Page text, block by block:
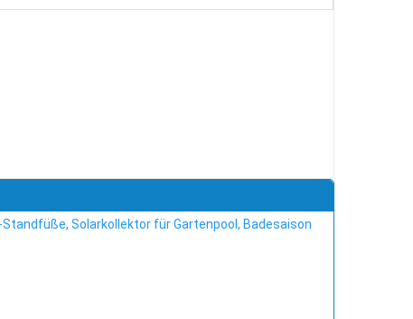
Solarkollektor für Gartenpool, Badesaison